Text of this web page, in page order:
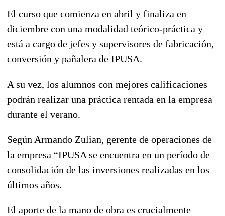
El curso que comienza en abril y finaliza en
diciembre con una modalidad teórico-práctica y
está a cargo de jefes y supervisores de fabricación,
conversión y pañalera de IPUSA.
A su vez, los alumnos con mejores calificaciones
podrán realizar una práctica rentada en la empresa
durante el verano.
Según Armando Zulian, gerente de operaciones de
la empresa “IPUSA se encuentra en un período de
consolidación de las inversiones realizadas en los
últimos años.
El aporte de la mano de obra es crucialmente